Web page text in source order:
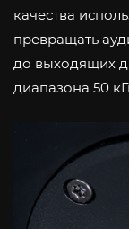
качества
превращать
до выходящих
диапазона 50